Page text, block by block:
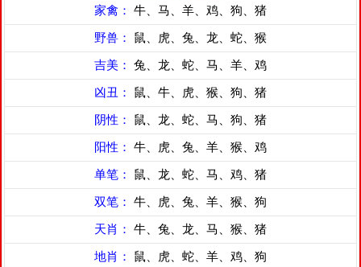
家禽： 牛、马、羊、鸡、狗、猪
野兽： 鼠、虎、兔、龙、蛇、猴
吉美： 兔、龙、蛇、马、羊、鸡
凶丑： 鼠、牛、虎、猴、狗、猪
阴性： 鼠、龙、蛇、马、狗、猪
阳性： 牛、虎、兔、羊、猴、鸡
单笔： 鼠、龙、蛇、马、鸡、猪
双笔： 牛、虎、兔、羊、猴、狗
天肖： 牛、兔、龙、马、猴、猪
地肖： 鼠、虎、蛇、羊、鸡、狗